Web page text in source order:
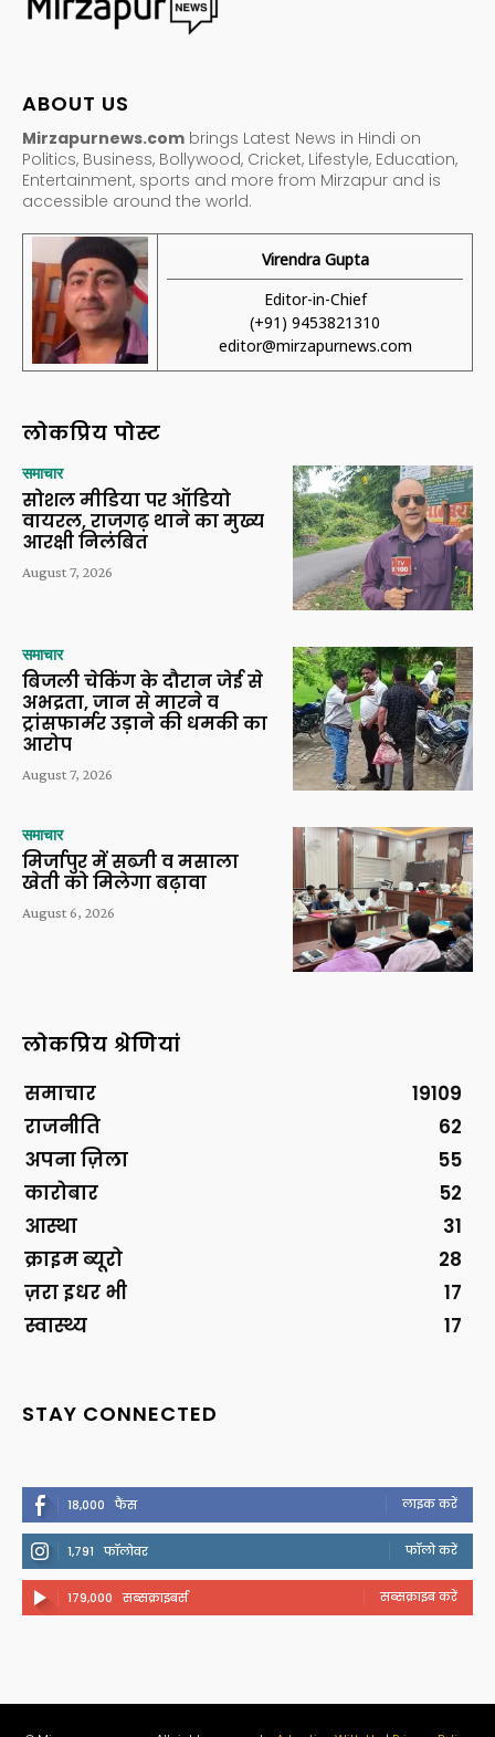
ABOUT US
Mirzapurnews.com brings Latest News in Hindi on
Politics, Business, Bollywood, Cricket, Lifestyle, Education,
Entertainment, sports and more from Mirzapur and is
accessible around the world.
Virendra Gupta
Editor-in-Chief
(+91) 9453821310
editor@mirzapurnews.com
लोकप्रिय पोस्ट
समाचार
सोशल मीडिया पर ऑडियो
वायरल, राजगढ़ थाने का मुख्य
आरक्षी निलंबित
August 7, 2026
समाचार
बिजली चेकिंग के दौरान जेई से
अभद्रता, जान से मारने व
ट्रांसफार्मर उड़ाने की धमकी का
आरोप
August 7, 2026
समाचार
मिर्जापुर में सब्जी व मसाला
खेती को मिलेगा बढ़ावा
August 6, 2026
लोकप्रिय श्रेणियां
समाचार
19109
राजनीति
62
अपना ज़िला
55
कारोबार
52
आस्था
31
क्राइम ब्यूरो
28
ज़रा इधर भी
17
स्वास्थ्य
17
STAY CONNECTED
18,000 फैंस लाइक करें
1,791 फॉलोवर फॉलो करें
179,000 सब्सक्राइबर्स सब्सक्राइब करें